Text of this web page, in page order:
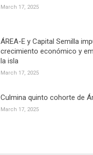
March 17, 2025
ÁREA-E y Capital Semilla
crecimiento económico y
la isla
March 17, 2025
Culmina quinto cohorte de
March 17, 2025